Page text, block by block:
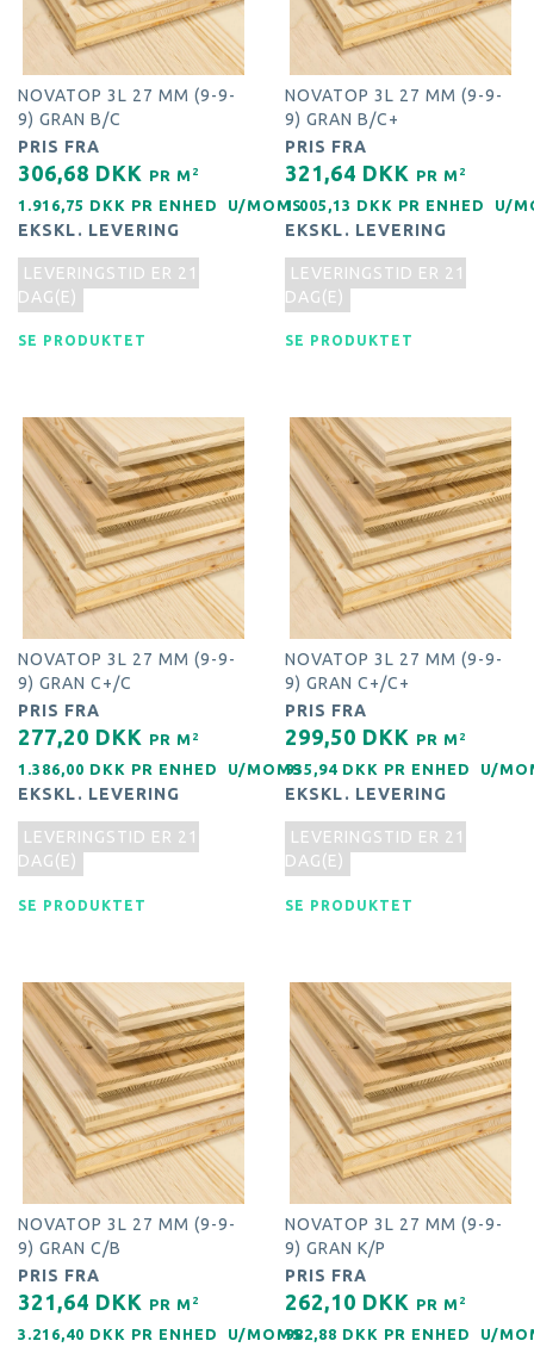
NOVATOP 3L 27 MM (9-9-
9) GRAN B/C
PRIS FRA
306,68 DKK PR M 2
1.916,75 DKK PR ENHED U/MOMS
EKSKL. LEVERING
LEVERINGSTID ER 21
DAG(E)
SE PRODUKTET
NOVATOP 3L 27 MM (9-9-
9) GRAN B/C+
PRIS FRA
321,64 DKK PR M 2
1.005,13 DKK PR ENHED U/
EKSKL. LEVERING
LEVERINGSTID ER 21
DAG(E)
SE PRODUKTET
NOVATOP 3L 27 MM (9-9-
9) GRAN C+/C
PRIS FRA
277,20 DKK PR M 2
1.386,00 DKK PR ENHED U/MOMS
EKSKL. LEVERING
LEVERINGSTID ER 21
DAG(E)
SE PRODUKTET
NOVATOP 3L 27 MM (9-9-
9) GRAN C+/C+
PRIS FRA
299,50 DKK PR M 2
935,94 DKK PR ENHED U/
EKSKL. LEVERING
LEVERINGSTID ER 21
DAG(E)
SE PRODUKTET
NOVATOP 3L 27 MM (9-9-
9) GRAN C/B
PRIS FRA
321,64 DKK PR M 2
3.216,40 DKK PR ENHED U/MOMS
NOVATOP 3L 27 MM (9-9-
9) GRAN K/P
PRIS FRA
262,10 DKK PR M 2
982,88 DKK PR ENHED U/